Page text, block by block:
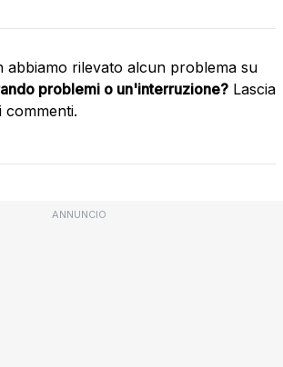
abbiamo rilevato alcun problema su
problemi o un'interruzione? Lascia
commenti.
ANNUNCIO